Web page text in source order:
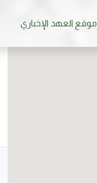
موقع العهد الإخباري